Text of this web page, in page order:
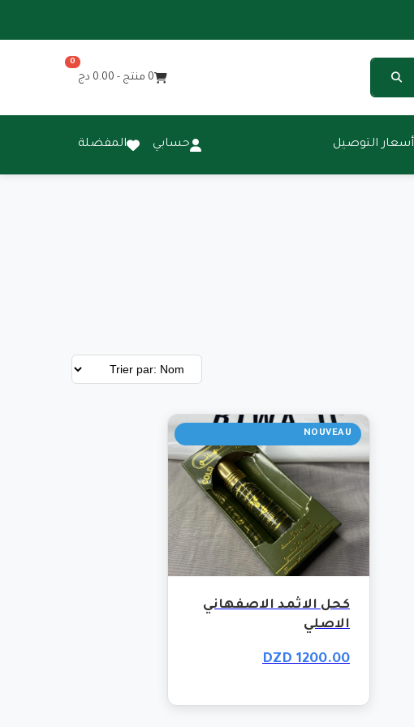
0 منتج - 0.00 دج
0
أسعار التوصيل حسابي المفضلة
NOUVEAU
كحل الاثمد الاصفهاني
الاصلي
1200.00 DZD